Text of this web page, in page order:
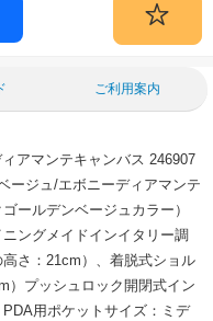
ご利用案内
アマンテキャンバス 246907
ージュ/エボニーディアマンテ
ールデンベージュカラー）
ングメイドインイタリー調
さ：21cm）、着脱式ショル
）プッシュロック開閉式イン
用ポケットサイズ：ミデ